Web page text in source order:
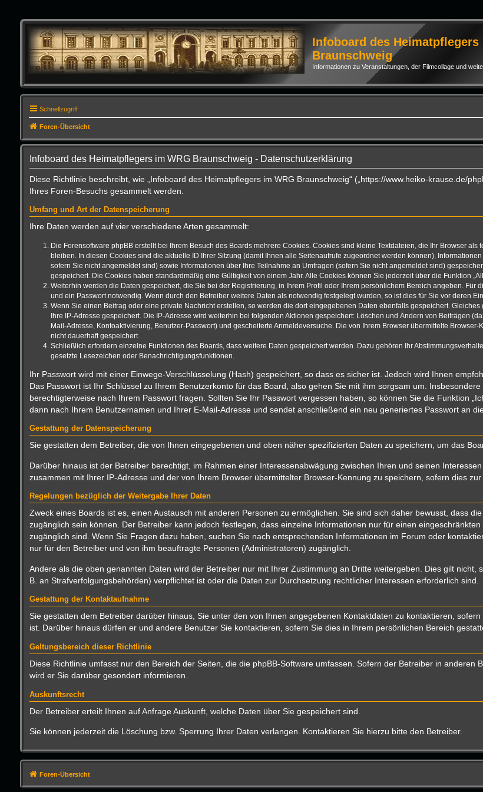
Infoboard des Heimatpflegers
Braunschweig
Informationen zu Veranstaltungen, der Filmcollage und
Schnellzugriff
Foren-Übersicht
Infoboard des Heimatpflegers im WRG Braunschweig - Datenschutzerklärung
Diese Richtlinie beschreibt, wie „Infoboard des Heimatpflegers im WRG Braunschweig“ („https://www.heiko-krause.de/
Ihres Foren-Besuchs gesammelt werden.
Umfang und Art der Datenspeicherung
Ihre Daten werden auf vier verschiedene Arten gesammelt:
Die Forensoftware phpBB erstellt bei Ihrem Besuch des Boards mehrere Cookies. Cookies sind kleine Textdateien, die Ihr Browser
bleiben. In diesen Cookies sind die aktuelle ID Ihrer Sitzung (damit Ihnen alle Seitenaufrufe zugeordnet werden können),
sofern Sie nicht angemeldet sind) sowie Informationen über Ihre Teilnahme an Umfragen (sofern Sie nicht angemeldet sind)
gespeichert. Die Cookies haben standardmäßig eine Gültigkeit von einem Jahr. Alle Cookies können Sie jederzeit über die Funktion
Weiterhin werden die Daten gespeichert, die Sie bei der Registrierung, in Ihrem Profil oder Ihrem persönlichem Bereich angeben.
und ein Passwort notwendig. Wenn durch den Betreiber weitere Daten als notwendig festgelegt wurden, so ist dies für Sie vor deren
Wenn Sie einen Beitrag oder eine private Nachricht erstellen, so werden die dort eingegebenen Daten ebenfalls gespeichert.
Ihre IP-Adresse gespeichert. Die IP-Adresse wird weiterhin bei folgenden Aktionen gespeichert: Löschen und Ändern von Beiträgen
Mail-Adresse, Kontoaktivierung, Benutzer-Passwort) und gescheiterte Anmeldeversuche. Die von Ihrem Browser übermittelte
nicht dauerhaft gespeichert.
Schließlich erfordern einzelne Funktionen des Boards, dass weitere Daten gespeichert werden. Dazu gehören Ihr
gesetzte Lesezeichen oder Benachrichtigungsfunktionen.
Ihr Passwort wird mit einer Einwege-Verschlüsselung (Hash) gespeichert, so dass es sicher ist. Jedoch wird Ihnen
Das Passwort ist Ihr Schlüssel zu Ihrem Benutzerkonto für das Board, also gehen Sie mit ihm sorgsam um.
berechtigterweise nach Ihrem Passwort fragen. Sollten Sie Ihr Passwort vergessen haben, so können Sie die Funktion
dann nach Ihrem Benutzernamen und Ihrer E-Mail-Adresse und sendet anschließend ein neu generiertes Passwort an
Gestattung der Datenspeicherung
Sie gestatten dem Betreiber, die von Ihnen eingegebenen und oben näher spezifizierten Daten zu speichern, um das
Darüber hinaus ist der Betreiber berechtigt, im Rahmen einer Interessenabwägung zwischen Ihren und seinen
zusammen mit Ihrer IP-Adresse und der von Ihrem Browser übermittelter Browser-Kennung zu speichern, sofern dies
Regelungen bezüglich der Weitergabe Ihrer Daten
Zweck eines Boards ist es, einen Austausch mit anderen Personen zu ermöglichen. Sie sind sich daher bewusst, dass
zugänglich sein können. Der Betreiber kann jedoch festlegen, dass einzelne Informationen nur für einen
zugänglich sind. Wenn Sie Fragen dazu haben, suchen Sie nach entsprechenden Informationen im Forum oder
nur für den Betreiber und von ihm beauftragte Personen (Administratoren) zugänglich.
Andere als die oben genannten Daten wird der Betreiber nur mit Ihrer Zustimmung an Dritte weitergeben. Dies gilt
B. an Strafverfolgungsbehörden) verpflichtet ist oder die Daten zur Durchsetzung rechtlicher Interessen erforderlich sind.
Gestattung der Kontaktaufnahme
Sie gestatten dem Betreiber darüber hinaus, Sie unter den von Ihnen angegebenen Kontaktdaten zu kontaktieren,
ist. Darüber hinaus dürfen er und andere Benutzer Sie kontaktieren, sofern Sie dies in Ihrem persönlichen Bereich
Geltungsbereich dieser Richtlinie
Diese Richtlinie umfasst nur den Bereich der Seiten, die die phpBB-Software umfassen. Sofern der Betreiber in anderen
wird er Sie darüber gesondert informieren.
Auskunftsrecht
Der Betreiber erteilt Ihnen auf Anfrage Auskunft, welche Daten über Sie gespeichert sind.
Sie können jederzeit die Löschung bzw. Sperrung Ihrer Daten verlangen. Kontaktieren Sie hierzu bitte den Betreiber.
Foren-Übersicht